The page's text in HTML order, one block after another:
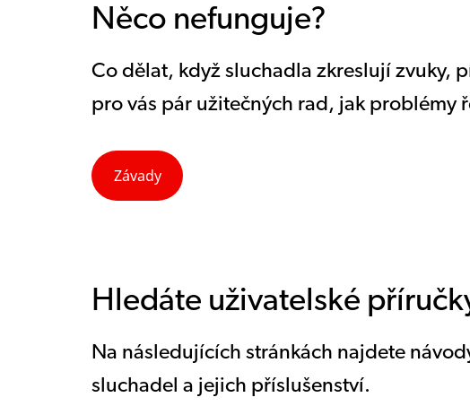
Něco nefunguje?
Co dělat, když sluchadla zkreslují zvuky,
pro vás pár užitečných rad, jak problémy
Závady
Hledáte uživatelské
Na následujících stránkách najdete
sluchadel a jejich příslušenství.